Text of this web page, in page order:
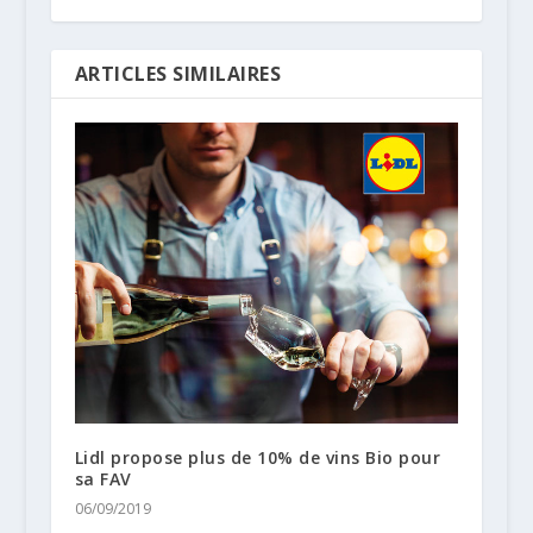
ARTICLES SIMILAIRES
Lidl propose plus de 10% de vins Bio pour
sa FAV
06/09/2019